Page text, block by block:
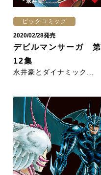
ビッグコミック
2020/02/28発売
デビルマンサーガ 第
12集
永井豪とダイナミック...